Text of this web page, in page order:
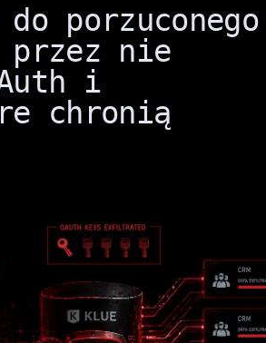
porzuconego
przez nie
i
chronią